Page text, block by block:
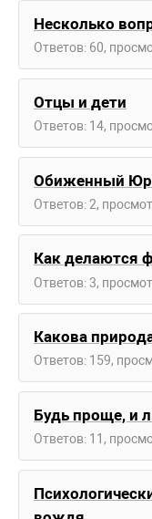
Несколько
Ответов: 60,
Отцы и дети
Ответов: 14,
Обиженный
Ответов: 2,
Как делаются
Ответов: 3,
Какова
Ответов: 159,
Будь проще, и
Ответов: 11,